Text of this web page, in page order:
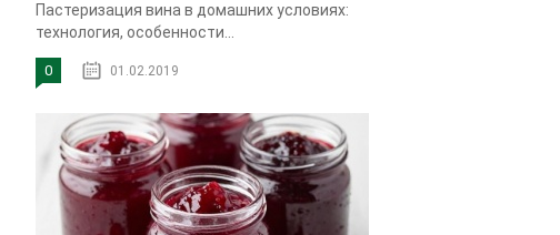
Пастеризация вина в домашних условиях:
технология, особенности...
0 01.02.2019